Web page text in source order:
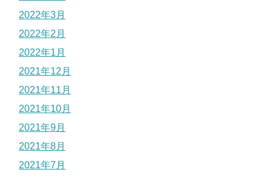
2022年3月
2022年2月
2022年1月
2021年12月
2021年11月
2021年10月
2021年9月
2021年8月
2021年7月